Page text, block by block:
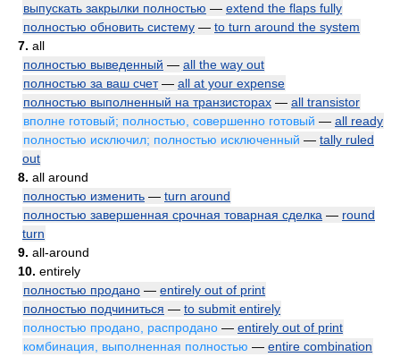
выпускать закрылки полностью — extend the flaps fully
полностью обновить систему — to turn around the system
7. all
полностью выведенный — all the way out
полностью за ваш счет— all at your expense
полностью выполненный на транзисторах — all transistor
вполне готовый; полностью, совершенно готовый — all ready
полностью исключил; полностью исключенный — tally ruled
out
8. all around
полностью изменить — turn around
полностью завершенная срочная товарная сделка — round
turn
9. all-around
10. entirely
полностью продано — entirely out of print
полностью подчиниться — to submit entirely
полностью продано, распродано — entirely out of print
комбинация, выполненная полностью — entire combination